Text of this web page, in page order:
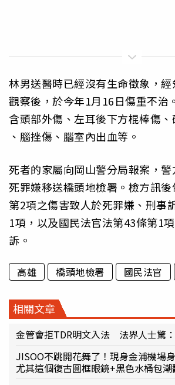
林男送醫時已經沒有生命徵象，
觀察後，於今年1月16日傷重不治
含頭部外傷、左耳後下方棍棒傷
、腦挫傷、腦室內出血等。
死者的家屬向岡山警分局報案，
死罪嫌移送橋頭地檢署。檢方訊
第2項之傷害致人於死罪嫌、刑事
1項，以及國民法官法第43條第1
訴。
高雄 橋頭地檢署 國民法官
相關文章
金管會拒TDR明文入法 法界人士驚
JISOO不跳開花舞了！現身金浦機場
尤其這個復古圓框眼鏡+黑色水桶包潮